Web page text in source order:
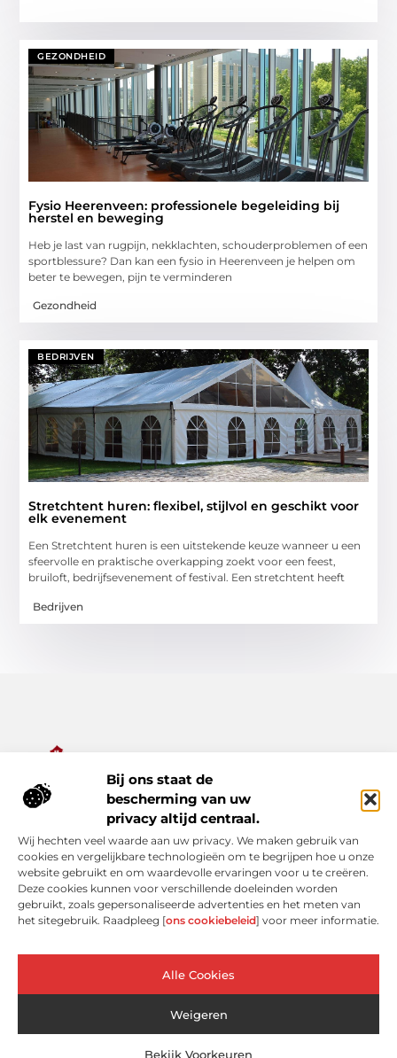
Bij ons staat de
bescherming van uw
privacy altijd centraal.
Wij hechten veel waarde aan uw privacy. We maken gebruik van
cookies en vergelijkbare technologieën om te begrijpen hoe u onze
website gebruikt en om waardevolle ervaringen voor u te creëren.
Deze cookies kunnen voor verschillende doeleinden worden
gebruikt, zoals gepersonaliseerde advertenties en het meten van
het sitegebruik. Raadpleeg [ons cookiebeleid] voor meer informatie.
Alle Cookies
Weigeren
Bekijk Voorkeuren
GEZONDHEID
Fysio Heerenveen: professionele begeleiding bij
herstel en beweging
Heb je last van rugpijn, nekklachten, schouderproblemen of een
sportblessure? Dan kan een fysio in Heerenveen je helpen om
beter te bewegen, pijn te verminderen
Gezondheid
BEDRIJVEN
Stretchtent huren: flexibel, stijlvol en geschikt voor
elk evenement
Een Stretchtent huren is een uitstekende keuze wanneer u een
sfeervolle en praktische overkapping zoekt voor een feest,
bruiloft, bedrijfsevenement of festival. Een stretchtent heeft
Bedrijven
Alles wat je nodig hebt voor een rijker dagelijks leven.
Ontdek een diverse verzameling van blogs en artikelen die je
inspireren, informeren en verrijken – van praktische tips tot
bijzondere verhalen.
Bericht categorie
Onze informatie
Cookiebeleid (EU)